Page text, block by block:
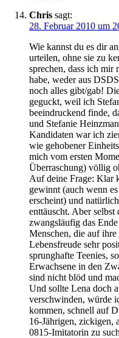
Chris sagt:
28. Februar 2010 um
Wie kannst du es dir
urteilen, ohne sie zu
sprechen, dass ich mir
habe, weder aus
noch alles gibt/gab!
geguckt, weil ich
beeindruckend finde,
und Stefanie
Kandidaten war ich
wie gehobener
mich vom ersten
Überraschung) völlig
Auf deine Frage: Klar
gewinnt (auch wenn
erscheint) und
enttäuscht. Aber
zwangsläufig das
Menschen, die auf
Lebensfreude sehr
sprunghafte Teenies,
Erwachsene in den
sind nicht blöd und
Und sollte Lena doch
verschwinden, würde
kommen, schnell auf
16-Jährigen, zickigen,
0815-Imitatorin zu